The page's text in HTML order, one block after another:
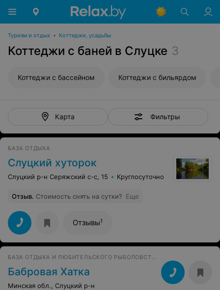
Туризм и отдых • Коттеджи, усадьбы
Коттеджи с баней в Слуцке 3
Коттеджи с бассейном Коттеджи с бильярдом
Карта Фильтры
БАЗА ОТДЫХА
Слуцкий хуторок
Слуцкий р-н Серяжский с-с, 15 Круглосуточно
Отзыв. Стоимость снять на сутки? Еще
Отзывы1
БАЗА ОТДЫХА И ЛЮБИТЕЛЬСКОГО РЫБОЛОВСТВА
Бабровая Хатка
Минская обл., Слуцкий р-н